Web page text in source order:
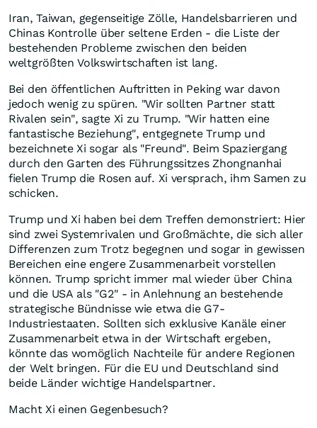
Iran, Taiwan, gegenseitige Zölle, Handelsbarrieren und
Chinas Kontrolle über seltene Erden - die Liste der
bestehenden Probleme zwischen den beiden
weltgrößten Volkswirtschaften ist lang.
Bei den öffentlichen Auftritten in Peking war davon
jedoch wenig zu spüren. "Wir sollten Partner statt
Rivalen sein", sagte Xi zu Trump. "Wir hatten eine
fantastische Beziehung", entgegnete Trump und
bezeichnete Xi sogar als "Freund". Beim Spaziergang
durch den Garten des Führungssitzes Zhongnanhai
fielen Trump die Rosen auf. Xi versprach, ihm Samen zu
schicken.
Trump und Xi haben bei dem Treffen demonstriert: Hier
sind zwei Systemrivalen und Großmächte, die sich aller
Differenzen zum Trotz begegnen und sogar in gewissen
Bereichen eine engere Zusammenarbeit vorstellen
können. Trump spricht immer mal wieder über China
und die USA als "G2" - in Anlehnung an bestehende
strategische Bündnisse wie etwa die G7-
Industriestaaten. Sollten sich exklusive Kanäle einer
Zusammenarbeit etwa in der Wirtschaft ergeben,
könnte das womöglich Nachteile für andere Regionen
der Welt bringen. Für die EU und Deutschland sind
beide Länder wichtige Handelspartner.
Macht Xi einen Gegenbesuch?